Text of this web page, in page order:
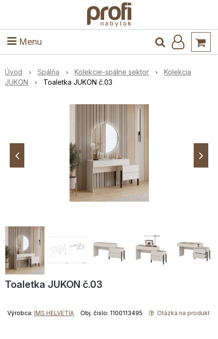
Menu
Kuchyňa a jedáleň
Úvod Spálňa Kolekcie-spálne sektor
Kolekcia
JUKON
Toaletka JUKON č.03
Toaletka JUKON č.03
Výrobca: IMS HELVETIA Obj. čislo: 1100113495 Otázka na produkt